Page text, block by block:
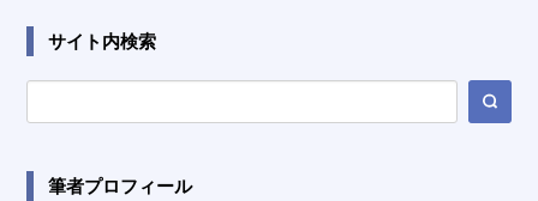
サイト内検索
筆者プロフィール